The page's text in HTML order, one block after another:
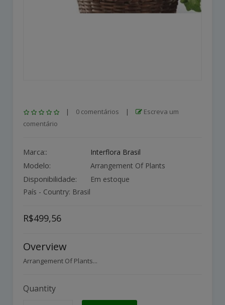
| 0 comentários |
Escreva um
comentário
Marca:: Interflora Brasil
Modelo: Arrangement Of Plants
Disponibilidade:
Em estoque
País - Country: Brasil
R$499,56
Overview
Arrangement Of Plants...
Quantity